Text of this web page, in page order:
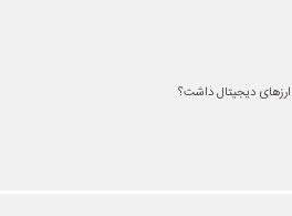
دیجیتال داشت؟